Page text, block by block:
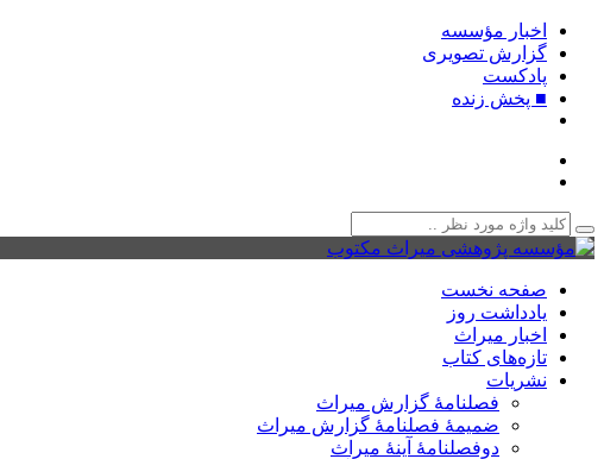
اخبار مؤسسه
گزارش تصویری
پادکست‌
■ پخش زنده
صفحه نخست
یادداشت روز
اخبار میراث
تازه‌های کتاب
نشریات
فصلنامۀ گزارش میراث
ضمیمۀ فصلنامۀ گزارش میراث
دوفصلنامۀ آینۀ میراث